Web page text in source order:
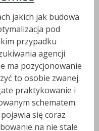
jakich jak budowa
pod
przypadku
agencji
ma pozycjonowanie
to osobie zwanej:
praktykowanie i
schematem.
się coraz
na nie stale